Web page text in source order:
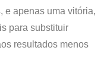
e apenas uma vitória,
para substituir
resultados menos